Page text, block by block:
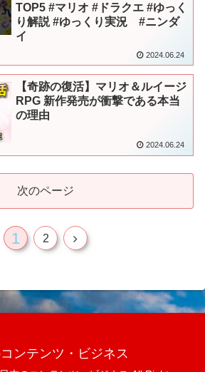
TOP5 #マリオ #ドラクエ #ゆっく
り解説 #ゆっくり実況 #ニンダ
イ
2024.06.24
【奇跡の復活】マリオ＆ルイージ
RPG 新作発売が衝撃である本当
の理由
2024.06.24
次のページ
1 2
次
ンテンツ・ビジネス